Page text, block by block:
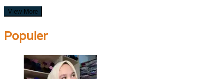
View More
Populer